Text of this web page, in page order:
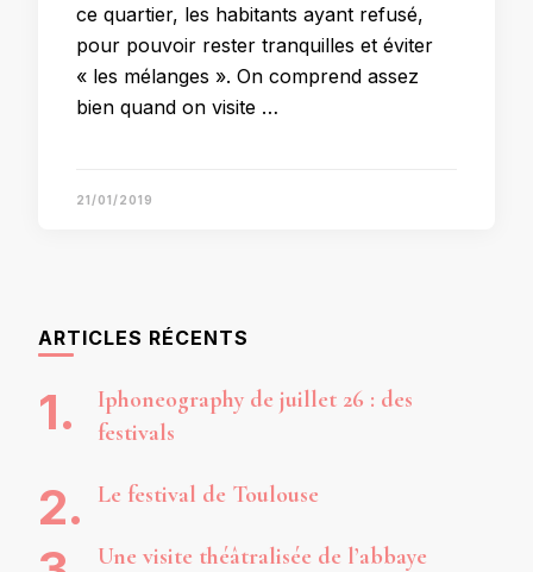
ce quartier, les habitants ayant refusé,
pour pouvoir rester tranquilles et éviter
« les mélanges ». On comprend assez
bien quand on visite …
21/01/2019
ARTICLES RÉCENTS
Iphoneography de juillet 26 : des
festivals
Le festival de Toulouse
Une visite théâtralisée de l’abbaye